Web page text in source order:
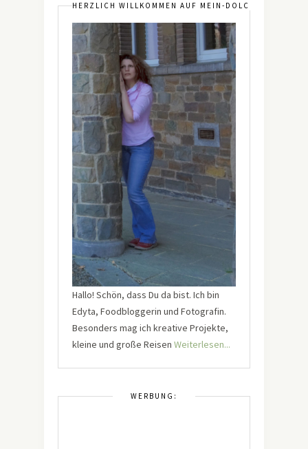
HERZLICH WILLKOMMEN AUF MEIN-DOLCEVITA.DE
Hallo! Schön, dass Du da bist. Ich bin
Edyta, Foodbloggerin und Fotografin.
Besonders mag ich kreative Projekte,
kleine und große Reisen Weiterlesen...
WERBUNG: